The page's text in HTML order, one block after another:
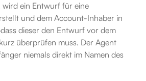
ein Entwurf für eine
und dem Account-Inhaber in
dieser den Entwurf vor dem
überprüfen muss. Der Agent
niemals direkt im Namen des